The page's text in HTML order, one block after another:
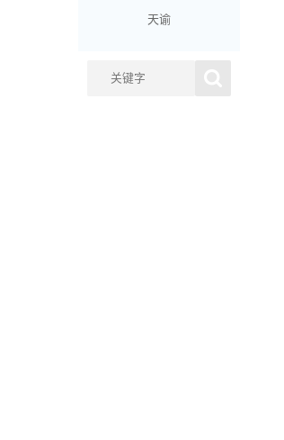
天谕
斗罗大陆